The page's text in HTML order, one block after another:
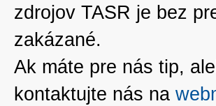
zdrojov TASR je bez
zakázané.
Ak máte pre nás tip,
kontaktujte nás na